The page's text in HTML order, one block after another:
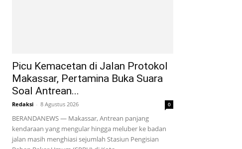
Picu Kemacetan di Jalan Protokol
Makassar, Pertamina Buka Suara
Soal Antrean...
Redaksi - 8 Agustus 2026 0
BERANDANEWS — Makassar, Antrean panjang
kendaraan yang mengular hingga meluber ke badan
jalan masih menghiasi sejumlah Stasiun Pengisian